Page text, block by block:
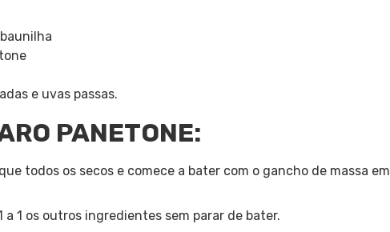
e uvas passas.
PANETONE:
todos os secos e comece a bater com o gancho de massa em
a 1 os outros ingredientes sem parar de bater.